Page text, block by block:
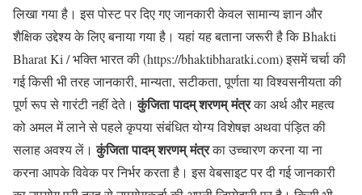
लिखा गया है। इस पोस्ट पर दिए गए जानकारी केवल सामान्य ज्ञान और
शैक्षिक उद्देश्य के लिए बनाया गया है। यहां यह बताना जरूरी है कि Bhakti
Bharat Ki / भक्ति भारत की (https://bhaktibharatki.com) इसमें चर्चा की
गई किसी भी तरह जानकारी, मान्यता, सटीकता, पूर्णता या विश्वसनीयता की
पूर्ण रूप से गारंटी नहीं देते।कुंजिता पादम् शरणम्मंत्रका अर्थ और महत्व
को अमल में लाने से पहले कृपया संबंधित योग्य विशेषज्ञ अथवा पंड़ित की
सलाह अवश्य लें।कुंजिता पादम् शरणम्मंत्रका उच्चारण करना या ना
करना आपके विवेक पर निर्भर करता है। इस वेबसाइट पर दी गई जानकारी